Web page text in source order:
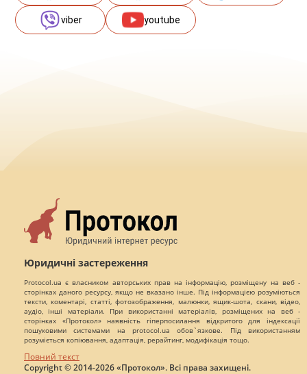
viber youtube
Юридичні застереження
Protocol.ua є власником авторських прав на інформацію, розміщену на веб -
сторінках даного ресурсу, якщо не вказано інше. Під інформацією розуміються
тексти, коментарі, статті, фотозображення, малюнки, ящик-шота, скани, відео,
аудіо, інші матеріали. При використанні матеріалів, розміщених на веб -
сторінках «Протокол» наявність гіперпосилання відкритого для індексації
пошуковими системами на protocol.ua обов`язкове. Під використанням
розуміється копіювання, адаптація, рерайтинг, модифікація тощо.
Повний текст
Copyright © 2014-2026 «Протокол». Всі права захищені.